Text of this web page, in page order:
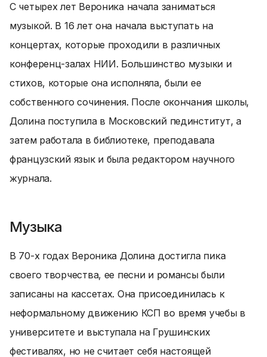
С четырех лет Вероника начала заниматься
музыкой. В 16 лет она начала выступать на
концертах, которые проходили в различных
конференц-залах НИИ. Большинство музыки и
стихов, которые она исполняла, были ее
собственного сочинения. После окончания школы,
Долина поступила в Московский пединститут, а
затем работала в библиотеке, преподавала
французский язык и была редактором научного
журнала.
Музыка
В 70-х годах Вероника Долина достигла пика
своего творчества, ее песни и романсы были
записаны на кассетах. Она присоединилась к
неформальному движению КСП во время учебы в
университете и выступала на Грушинских
фестивалях, но не считает себя настоящей